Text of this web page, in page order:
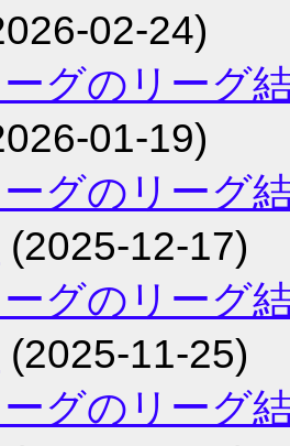
02-24)
グのリーグ
01-19)
グのリーグ
(2025-12-17)
グのリーグ
(2025-11-25)
グのリーグ